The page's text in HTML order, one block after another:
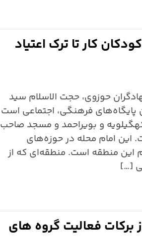
کار تا ترک اعتیاد
حوزوی، حجت الاسلام سید
پایگاه‌های فرهنگی، اجتماعی است
و بویراحمد و مسجد صاحب
این امام محله در حوزه‌های
منطقه است. منطقه‌ای که از
[…]
برکات فعالیت گروه های